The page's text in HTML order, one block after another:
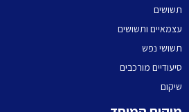
תשושים
עצמאיים ותשושים
תשושי נפש
סיעודיים מורכבים
שיקום